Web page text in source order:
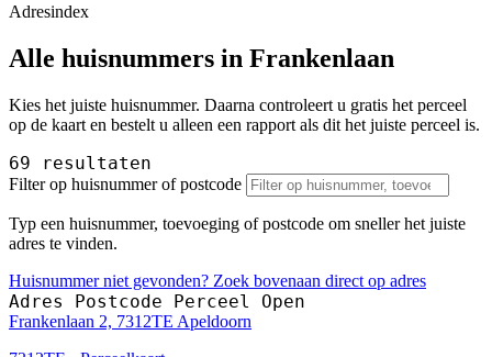
Adresindex
Alle huisnummers in Frankenlaan
Kies het juiste huisnummer. Daarna controleert u gratis het perceel
op de kaart en bestelt u alleen een rapport als dit het juiste perceel is.
69 resultaten
Filter op huisnummer of postcode
Typ een huisnummer, toevoeging of postcode om sneller het juiste
adres te vinden.
Huisnummer niet gevonden? Zoek bovenaan direct op adres
Adres Postcode Perceel Open
Frankenlaan 2, 7312TE Apeldoorn